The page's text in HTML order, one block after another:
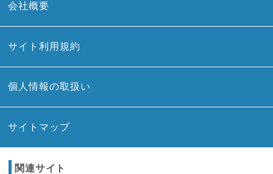
会社概要
サイト利用規約
個人情報の取扱い
サイトマップ
関連サイト